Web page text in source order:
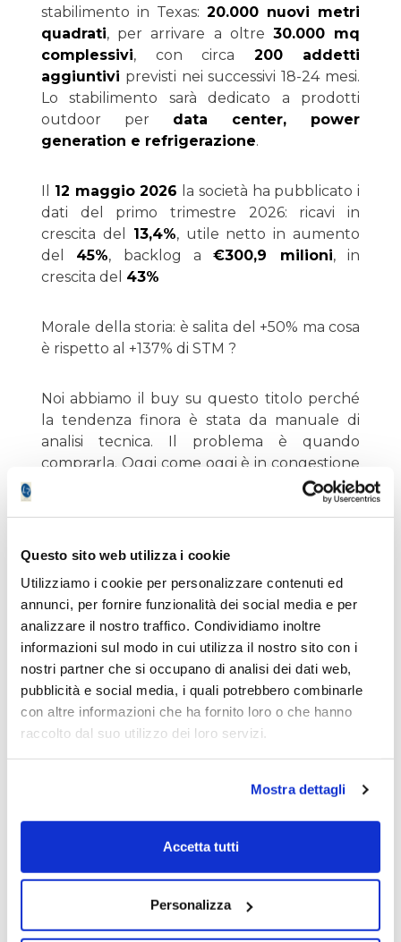
Questo sito web utilizza i cookie
Utilizziamo i cookie per personalizzare contenuti ed
annunci, per fornire funzionalità dei social media e per
analizzare il nostro traffico. Condividiamo inoltre
informazioni sul modo in cui utilizza il nostro sito con i
nostri partner che si occupano di analisi dei dati web,
pubblicità e social media, i quali potrebbero combinarle
con altre informazioni che ha fornito loro o che hanno
raccolto dal suo utilizzo dei loro servizi.
Mostra dettagli
Accetta tutti
Personalizza
stabilimento in Texas: 20.000 nuovi metri
quadrati, per arrivare a oltre 30.000 mq
complessivi, con circa 200 addetti
aggiuntivi previsti nei successivi 18-24 mesi.
Lo stabilimento sarà dedicato a prodotti
outdoor per data center, power
generation e refrigerazione.
Il 12 maggio 2026 la società ha pubblicato i
dati del primo trimestre 2026: ricavi in
crescita del 13,4%, utile netto in aumento
del 45%, backlog a€300,9 milioni, in
crescita del 43%
Morale della storia: è salita del +50% ma cosa
è rispetto al +137% di STM ?
Noi abbiamo il buy su questo titolo perché
la tendenza finora è stata da manuale di
analisi tecnica. Il problema è quando
comprarla. Oggi come oggi è in congestione
orizzontale ma se scende la comprano a
piene mani vedi mercoledì 20 maggio. Se
alla baionetta ma vorremmo comprarla
gli eventi.
L’autore del presente articolo è iscritto